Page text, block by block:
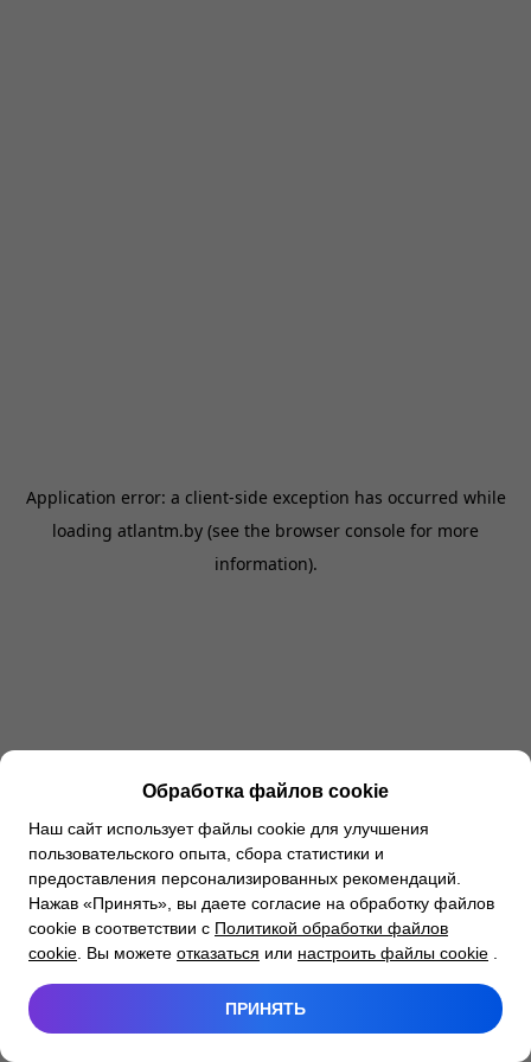
Application error: a client-side exception has occurred while
loading atlantm.by (see the browser console for more
information).
Обработка файлов cookie
Наш сайт использует файлы cookie для улучшения
пользовательского опыта, сбора статистики и
предоставления персонализированных рекомендаций.
Нажав «Принять», вы даете согласие на обработку файлов
cookie в соответствии с Политикой обработки файлов
cookie . Вы можете отказаться или настроить файлы cookie
ПРИНЯТЬ